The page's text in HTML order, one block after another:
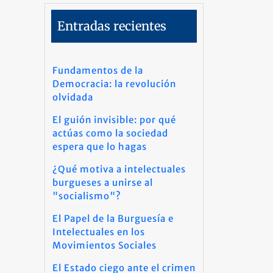
Entradas recientes
Fundamentos de la
Democracia: la revolución
olvidada
El guión invisible: por qué
actúas como la sociedad
espera que lo hagas
¿Qué motiva a intelectuales
burgueses a unirse al
"socialismo"?
El Papel de la Burguesía e
Intelectuales en los
Movimientos Sociales
El Estado ciego ante el crimen